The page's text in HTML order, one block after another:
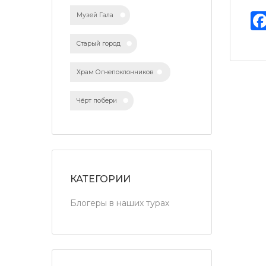
Музей Гала
Старый город
Храм Огнепоклонников
Чёрт побери
КАТЕГОРИИ
Блогеры в наших турах